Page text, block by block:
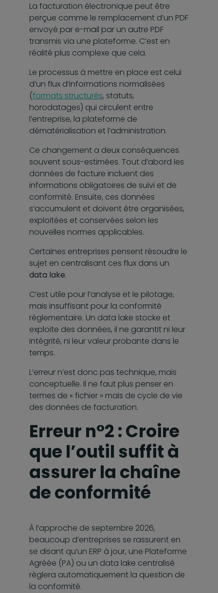
La facturation électronique peut être
perçue comme le remplacement d’un PDF
envoyé par e-mail par un autre PDF
transmis via une plateforme. C’est en
réalité plus complexe que cela.
Le processus à mettre en place est celui
d’un flux d’informations normalisées
(formats structurés, statuts,
horodatages) qui circulent entre
l’entreprise, la plateforme de
dématérialisation et l’administration.
Ce changement a deux conséquences
souvent sous-estimées. Tout d’abord les
données de facture incluent des
informations obligatoires de suivi et de
conformité. Ensuite, ces données
s’accumulent et doivent être organisées,
exploitées et conservées selon les
nouvelles normes applicables.
Certaines entreprises pensent résoudre le
sujet en centralisant ces flux dans un
data lake.
C’est utile pour l’analyse et le pilotage,
mais insuffisant pour la conformité
réglementaire. Un data lake stocke et
exploite des données, il ne garantit ni leur
intégrité, ni leur valeur probante dans le
temps.
L’erreur n’est donc pas technique, mais
conceptuelle. Il ne faut plus penser en
termes de « fichier » mais de cycle de vie
des données de facturation.
Erreur n°2 : Croire
que l’outil suffit à
assurer la chaîne
de conformité
À l’approche de septembre 2026,
beaucoup d’entreprises se rassurent en
se disant qu’un ERP à jour, une Plateforme
Agréée (PA) ou un data lake centralisé
règlera automatiquement la question de
la conformité.